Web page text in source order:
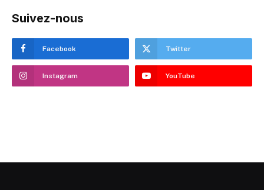
Suivez-nous
Facebook Twitter
Instagram YouTube